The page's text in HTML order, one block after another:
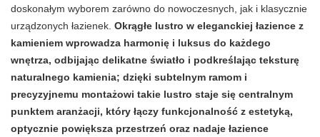
doskonałym wyborem zarówno do nowoczesnych, jak i klasycznie
urządzonych łazienek. Okrągłe lustro w eleganckiej łazience z
kamieniem wprowadza harmonię i luksus do każdego
wnętrza, odbijając delikatne światło i podkreślając teksturę
naturalnego kamienia; dzięki subtelnym ramom i
precyzyjnemu montażowi takie lustro staje się centralnym
punktem aranżacji, który łączy funkcjonalność z estetyką,
optycznie powiększa przestrzeń oraz nadaje łazience